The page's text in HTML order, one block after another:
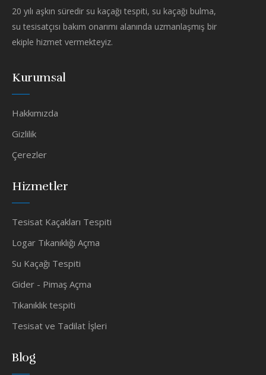
20 yılı aşkın süredir su kaçağı tespiti, su kaçağı bulma,
su tesisatçısı bakım onarımı alanında uzmanlaşmış bir
ekiple hizmet vermekteyiz.
Kurumsal
Hakkımızda
Gizlilik
Çerezler
Hizmetler
Tesisat Kaçakları Tespiti
Logar Tıkanıklığı Açma
Su Kaçağı Tespiti
Gider - Pimaş Açma
Tıkanıklık tespiti
Tesisat ve Tadilat İşleri
Blog